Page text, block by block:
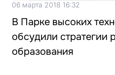
06 марта 2018 16:32
В Парке высоких
обсудили стратегии
образования